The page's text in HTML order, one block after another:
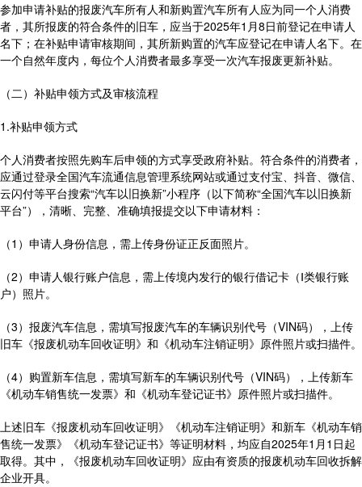
参加申请补贴的报废汽车所有人和新购置汽车所有人应为同一个人消费
者，其所报废的符合条件的旧车，应当于2025年1月8日前登记在申请人
名下；在补贴申请审核期间，其所新购置的汽车应登记在申请人名下。在
一个自然年度内，每位个人消费者最多享受一次汽车报废更新补贴。
（二）补贴申领方式及审核流程
1.补贴申领方式
个人消费者按照先购车后申领的方式享受政府补贴。符合条件的消费者，
应通过登录全国汽车流通信息管理系统网站或通过支付宝、抖音、微信、
云闪付等平台搜索“汽车以旧换新”小程序（以下简称“全国汽车以旧换新
平台”），清晰、完整、准确填报提交以下申请材料：
（1）申请人身份信息，需上传身份证正反面照片。
（2）申请人银行账户信息，需上传境内发行的银行借记卡（Ⅰ类银行账
户）照片。
（3）报废汽车信息，需填写报废汽车的车辆识别代号（VIN码），上传
旧车《报废机动车回收证明》和《机动车注销证明》原件照片或扫描件。
（4）购置新车信息，需填写新车的车辆识别代号（VIN码），上传新车
《机动车销售统一发票》和《机动车登记证书》原件照片或扫描件。
上述旧车《报废机动车回收证明》《机动车注销证明》和新车《机动车销
售统一发票》《机动车登记证书》等证明材料，均应自2025年1月1日起
取得。其中，《报废机动车回收证明》应由有资质的报废机动车回收拆解
企业开具。